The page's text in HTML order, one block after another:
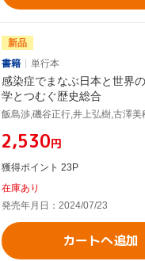
新品
書籍
単行本
感染症でまなぶ日本と世界
学とつむぐ歴史総合
飯島渉,磯谷正行,井上弘樹,古澤美
¥2,530円
獲得ポイント 23P
在庫あり
発売年月日：2024/07/23
カートへ追加